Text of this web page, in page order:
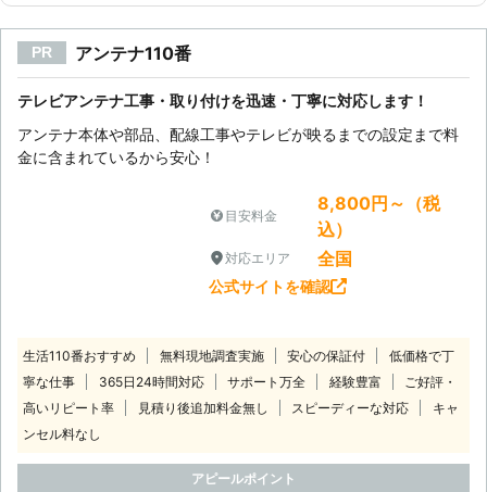
PR アンテナ110番
テレビアンテナ工事・取り付けを迅速・丁寧に対応します！
アンテナ本体や部品、配線工事やテレビが映るまでの設定まで料
金に含まれているから安心！
目安料金
8,800円～（税
込）
対応エリア 全国
公式サイトを確認
生活110番おすすめ 無料現地調査実施 安心の保証付
低価格で丁
寧な仕事
365日24時間対応 サポート万全 経験豊富
ご好評・
高いリピート率
見積り後追加料金無し スピーディーな対応
キャ
ンセル料なし
アピールポイント